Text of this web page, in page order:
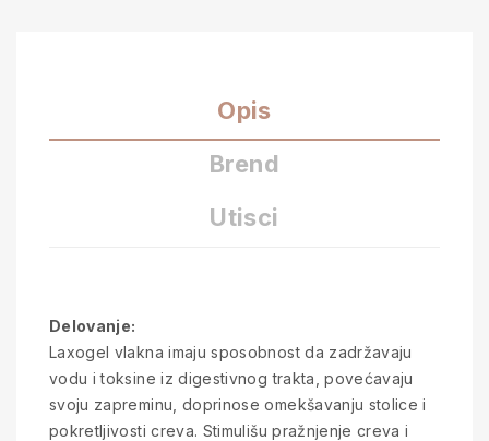
Opis
Brend
Utisci
Delovanje:
Laxogel vlakna imaju sposobnost da zadržavaju
vodu i toksine iz digestivnog trakta, povećavaju
svoju zapreminu, doprinose omekšavanju stolice i
pokretljivosti creva. Stimulišu pražnjenje creva i